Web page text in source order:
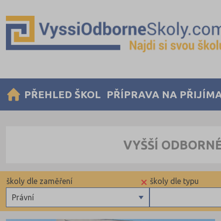
PŘEHLED ŠKOL PŘÍPRAVA NA
VYŠŠÍ
školy dle typu
×
Právní
školy dle zaměření